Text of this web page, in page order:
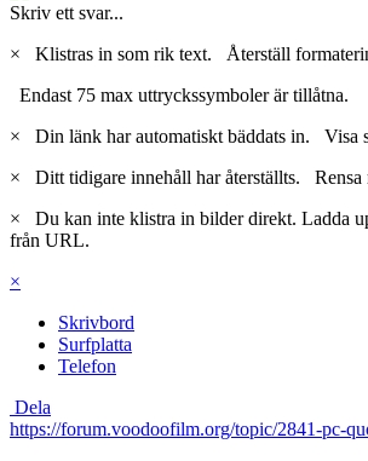
Skriv ett svar...
×
Klistras in som rik text. Återställ
Endast 75 max uttryckssymboler är tillåtna.
×
Din länk har automatiskt bäddats in. Visa
×
Ditt tidigare innehåll har återställts. Rensa
×
Du kan inte klistra in bilder direkt. Ladda
från URL.
×
Skrivbord
Surfplatta
Telefon
Dela
https://forum.voodoofilm.org/topic/2841-pc-